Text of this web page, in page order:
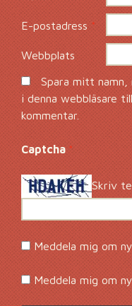
E-postadress*
Webbplats
Spara mitt namn,
i denna webbläsare
kommentar.
Captcha *
Skriv
Meddela mig om
Meddela mig om